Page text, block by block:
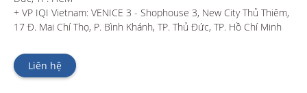
+ VP IQI Vietnam: VENICE 3 - Shophouse 3, New City Thủ Thiêm,
17 Đ. Mai Chí Thọ, P. Bình Khánh, TP. Thủ Đức, TP. Hồ Chí Minh
Liên hệ